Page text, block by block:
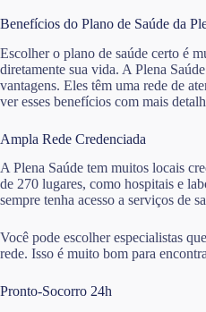
Benefícios do Plano de Saúde da
Escolher o plano de saúde certo é
diretamente sua vida. A Plena
vantagens. Eles têm uma rede de
ver esses benefícios com mais
Ampla Rede Credenciada
A Plena Saúde tem muitos locais
de 270 lugares, como hospitais e
sempre tenha acesso a serviços de
Você pode escolher especialistas
rede. Isso é muito bom para
Pronto-Socorro 24h